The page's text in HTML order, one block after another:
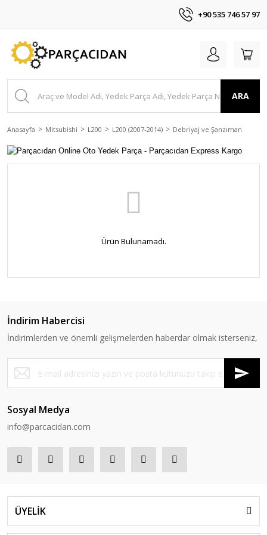
+90 535 746 57 97
ARA
Anasayfa Mitsubishi L200 L200 (2007-2014) Debriyaj ve Şanzıman
Ürün Bulunamadı.
İndirim Habercisi
İndirimlerden ve önemli gelişmelerden haberdar olmak isterseniz,
Sosyal Medya
info@parcacidan.com
ÜYELİK